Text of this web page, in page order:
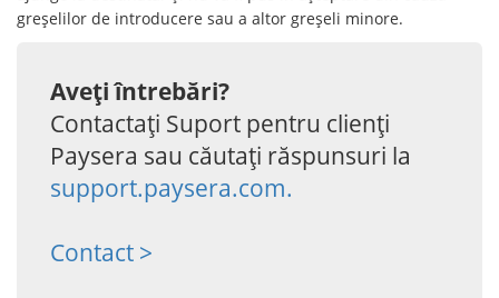
greșelilor de introducere sau a altor greșeli minore.
Aveți întrebări?
Contactați Suport pentru clienți
Paysera sau căutați răspunsuri la
support.paysera.com.
Contact >